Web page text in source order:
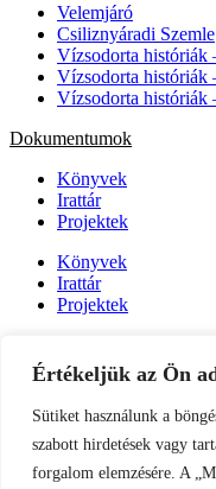
Értékeljük az Ön
Sütiket használunk a
szabott hirdetések vagy
forgalom elemzésére. A
Velemjáró
Csiliznyáradi Szemle
Vízsodorta históriák
Vízsodorta históriák
Vízsodorta históriák
Dokumentumok
Könyvek
Irattár
Projektek
Könyvek
Irattár
Projektek
Kérdése van vagy
Csiliznyárad-i
közigazgatással vagy
szívesen segítünk.